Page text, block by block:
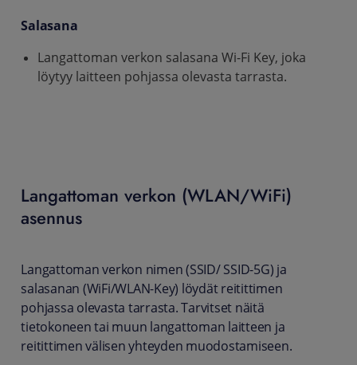
Salasana
Langattoman verkon salasana Wi-Fi Key, joka
löytyy laitteen pohjassa olevasta tarrasta.
Langattoman verkon (WLAN/WiFi)
asennus
Langattoman verkon nimen (SSID/ SSID-5G) ja
salasanan (WiFi/WLAN-Key) löydät reitittimen
pohjassa olevasta tarrasta. Tarvitset näitä
tietokoneen tai muun langattoman laitteen ja
reitittimen välisen yhteyden muodostamiseen.